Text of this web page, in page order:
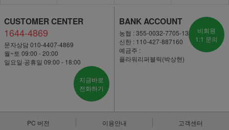
CUSTOMER CENTER
1644-4869
문자상담 010-4407-4869
월~토 09:00 - 20:00
일요일·공휴일 09:00 - 18:00
지금바로
전화하기
BANK ACCOUNT
농협 : 355-0032-7705-13
신한 : 110-427-887160
예금주 :
플라워리퍼블릭(박상현)
비회원
1:1 문의
PC 버전 이용안내 고객센터